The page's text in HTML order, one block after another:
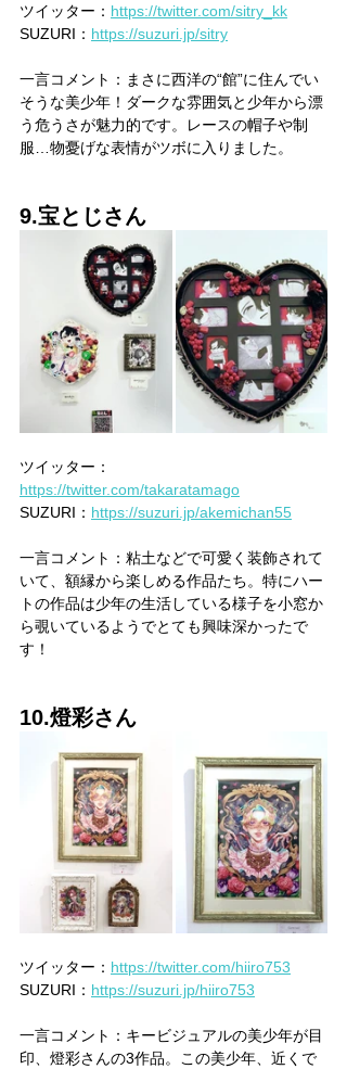
ツイッター： https://twitter.com/sitry_kk
SUZURI： https://suzuri.jp/sitry
一言コメント：まさに西洋の“館”に住んでい
そうな美少年！ダークな雰囲気と少年から漂
う危うさが魅力的です。レースの帽子や制
服…物憂げな表情がツボに入りました。
9.宝とじさん
ツイッター：
https://twitter.com/takaratamago
SUZURI： https://suzuri.jp/akemichan55
一言コメント：粘土などで可愛く装飾されて
いて、額縁から楽しめる作品たち。特にハー
トの作品は少年の生活している様子を小窓か
ら覗いているようでとても興味深かったで
す！
10.燈彩さん
ツイッター： https://twitter.com/hiiro753
SUZURI： https://suzuri.jp/hiiro753
一言コメント：キービジュアルの美少年が目
印、燈彩さんの3作品。この美少年、近くで